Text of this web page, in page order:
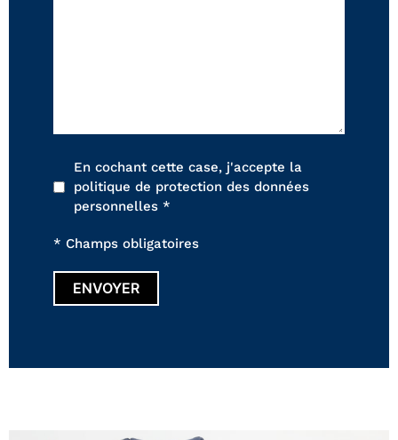
En cochant cette case, j'accepte la
politique de protection des données
personnelles *
* Champs obligatoires